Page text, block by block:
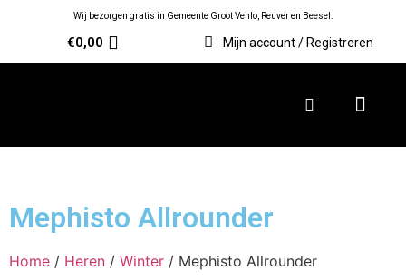
Wij bezorgen gratis in Gemeente Groot Venlo, Reuver en Beesel.
€0,00 Mijn account / Registreren
Mephisto Allrounder
Home / Heren / Winter / Mephisto Allrounder